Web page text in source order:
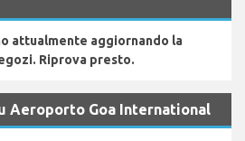
attualmente aggiornando la
Riprova presto.
Aeroporto Goa International